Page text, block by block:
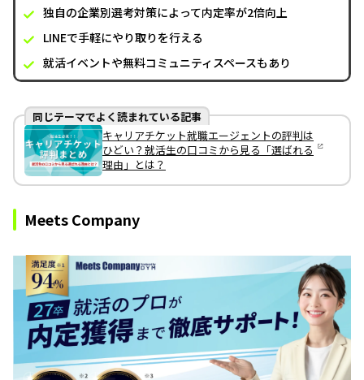
独自の企業別選考対策によって内定率が2倍向上
LINEで手軽にやり取りを行える
就活イベントや無料コミュニティスペースもあり
同じテーマでよく読まれている記事
キャリアチケット就職エージェントの評判は
ひどい？就活生の口コミから見る「選ばれる
理由」とは？
Meets Company